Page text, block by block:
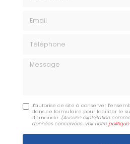
Message
J'autorise ce site à conserver
dans ce formulaire pour faciliter le
demande. (Aucune exploitation
données concervées. Voir notre